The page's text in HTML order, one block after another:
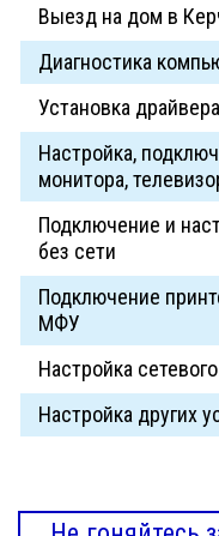
Выезд на дом в
Диагностика
Установка драйвера
Настройка,
монитора,
Подключение и
без сети
Подключение
МФУ
Настройка
Настройка других